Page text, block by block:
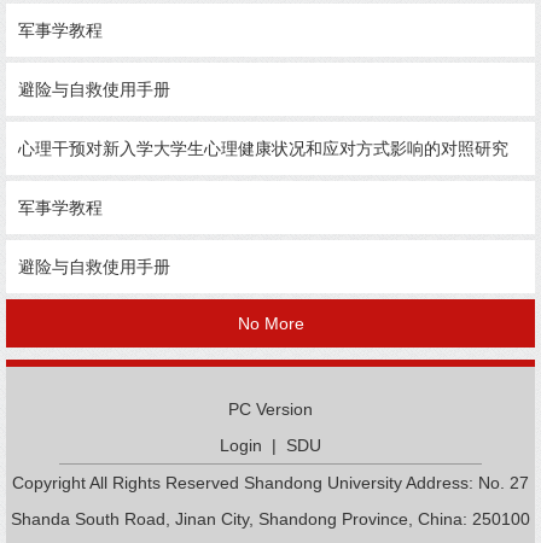
军事学教程
避险与自救使用手册
心理干预对新入学大学生心理健康状况和应对方式影响的对照研究
军事学教程
避险与自救使用手册
No More
PC Version
Login | SDU
Copyright All Rights Reserved Shandong University Address: No. 27
Shanda South Road, Jinan City, Shandong Province, China: 250100